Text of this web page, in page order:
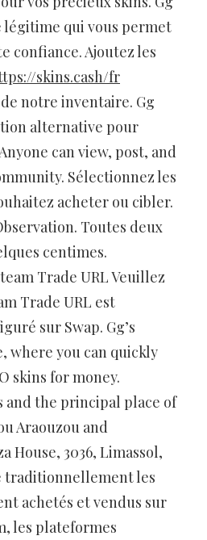
qui vous permet
confiance. Ajoutez les
skins.cash/fr
notre inventaire. Gg
alternative pour
can view, post, and
Sélectionnez les
acheter ou cibler.
Toutes deux
centimes.
Trade URL Veuillez
Trade URL est
sur Swap. Gg’s
where you can quickly
skins for money.
and the principal place of
Araouzou and
House, 3036, Limassol,
traditionnellement les
achetés et vendus sur
les plateformes